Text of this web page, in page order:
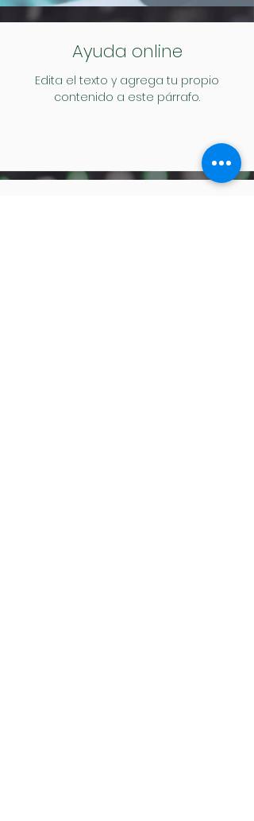
Ayuda online
Edita el texto y agrega tu propio
contenido a este párrafo.